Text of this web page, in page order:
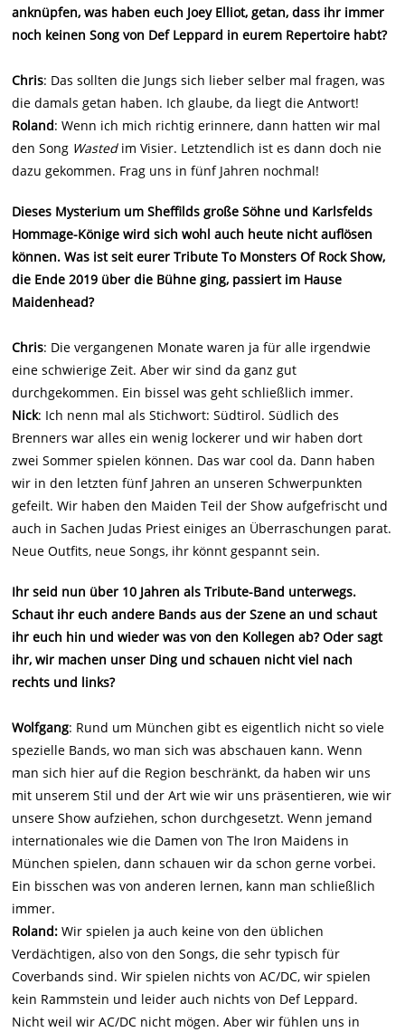
anknüpfen, was haben euch Joey Elliot, getan, dass ihr immer
noch keinen Song von Def Leppard in eurem Repertoire habt?
Chris: Das sollten die Jungs sich lieber selber mal fragen, was
die damals getan haben. Ich glaube, da liegt die Antwort!
Roland: Wenn ich mich richtig erinnere, dann hatten wir mal
den Song Wastedim Visier. Letztendlich ist es dann doch nie
dazu gekommen. Frag uns in fünf Jahren nochmal!
Dieses Mysterium um Sheffilds große Söhne und Karlsfelds
Hommage-Könige wird sich wohl auch heute nicht auflösen
können. Was ist seit eurer Tribute To Monsters Of Rock Show,
die Ende 2019 über die Bühne ging, passiert im Hause
Maidenhead?
Chris: Die vergangenen Monate waren ja für alle irgendwie
eine schwierige Zeit. Aber wir sind da ganz gut
durchgekommen. Ein bissel was geht schließlich immer.
Nick: Ich nenn mal als Stichwort: Südtirol. Südlich des
Brenners war alles ein wenig lockerer und wir haben dort
zwei Sommer spielen können. Das war cool da. Dann haben
wir in den letzten fünf Jahren an unseren Schwerpunkten
gefeilt. Wir haben den Maiden Teil der Show aufgefrischt und
auch in Sachen Judas Priest einiges an Überraschungen parat.
Neue Outfits, neue Songs, ihr könnt gespannt sein.
Ihr seid nun über 10 Jahren als Tribute-Band unterwegs.
Schaut ihr euch andere Bands aus der Szene an und schaut
ihr euch hin und wieder was von den Kollegen ab? Oder sagt
ihr, wir machen unser Ding und schauen nicht viel nach
rechts und links?
Wolfgang: Rund um München gibt es eigentlich nicht so viele
spezielle Bands, wo man sich was abschauen kann. Wenn
man sich hier auf die Region beschränkt, da haben wir uns
mit unserem Stil und der Art wie wir uns präsentieren, wie wir
unsere Show aufziehen, schon durchgesetzt. Wenn jemand
internationales wie die Damen von The Iron Maidens in
München spielen, dann schauen wir da schon gerne vorbei.
Ein bisschen was von anderen lernen, kann man schließlich
immer.
Roland: Wir spielen ja auch keine von den üblichen
Verdächtigen, also von den Songs, die sehr typisch für
Coverbands sind. Wir spielen nichts von AC/DC, wir spielen
kein Rammstein und leider auch nichts von Def Leppard.
Nicht weil wir AC/DC nicht mögen. Aber wir fühlen uns in